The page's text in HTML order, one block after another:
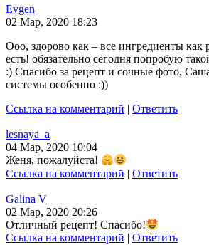
Evgen
02 Мар, 2020 18:23
Ооо, здорово как – все ингредиенты как
есть! обязательно сегодня попробую
:) Спасибо за рецепт и сочные фото,
системы особенно :))
Ссылка на комментарий | Ответить
lesnaya_a
04 Мар, 2020 10:04
Женя, пожалуйста!
Ссылка на комментарий | Ответить
Galina V
02 Мар, 2020 20:26
Отличный рецепт! Спасибо!
Ссылка на комментарий | Ответить